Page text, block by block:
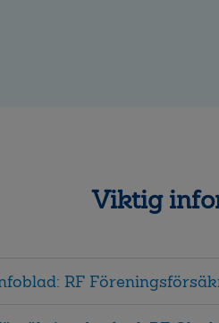
Viktig
RF